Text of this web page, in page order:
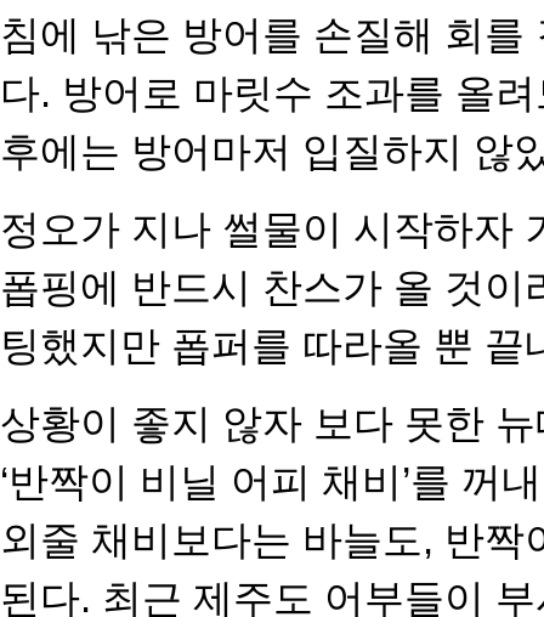
침에 낚은 방어를 손질해 회
다. 방어로 마릿수 조과를 올
후에는 방어마저 입질하지 않
정오가 지나 썰물이 시작하자
폽핑에 반드시 찬스가 올 것
팅했지만 폽퍼를 따라올 뿐
상황이 좋지 않자 보다 못한
‘반짝이 비닐 어피 채비’를 꺼
외줄 채비보다는 바늘도, 반
된다. 최근 제주도 어부들이 부